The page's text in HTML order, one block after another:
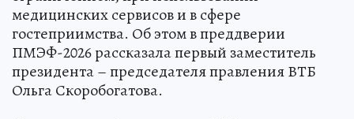
медицинских сервисов и в сфере
гостеприимства. Об этом в преддверии
ПМЭФ-2026 рассказала первый заместитель
президента – председателя правления ВТБ
Ольга Скоробогатова.